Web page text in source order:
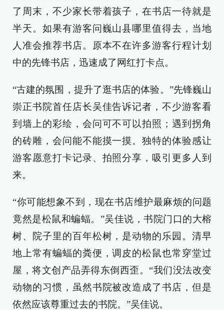
了周末，不少家长带着孩子，在书店一待就是
半天。如果有游客问巍山县哪里值得去，当地
人准会推荐书店。原本不在许多游客行程计划
中的先锋书店，迅速成了网红打卡点。
“古建的氛围，提升了逛书店的体验。”先锋巍山
崇正书院首任店长吴佳告诉记者，不少游客看
到墙上的彩绘，会问可不可以拍照；遇到拐角
的砖雕，会问能不能摸一摸。独特的体验感让
游客愿意打卡记录、拍照分享，吸引更多人到
来。
“你可能想象不到，现在书店维护最麻烦的问题
竟然是松鼠和蝙蝠。”吴佳说，书院门口的大榕
树、院子里的百年松树，是动物的乐园。清早
地上常有蝙蝠的粪便，调皮的松鼠也常穿堂过
屋，将文创产品弄得东倒西歪。“我们没法改变
动物的习惯，虽然书院被改造成了书店，但是
依然应该尊重过去的书院。”吴佳说。